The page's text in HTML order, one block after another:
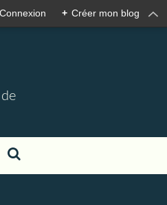
Connexion + Créer mon blog